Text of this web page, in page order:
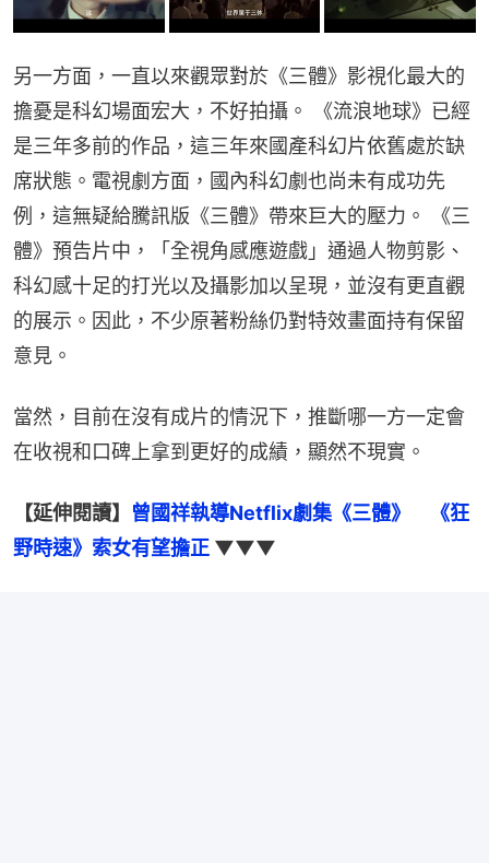
另一方面，一直以來觀眾對於《三體》影視化最大的
擔憂是科幻場面宏大，不好拍攝。 《流浪地球》已經
是三年多前的作品，這三年來國產科幻片依舊處於缺
席狀態。電視劇方面，國內科幻劇也尚未有成功先
例，這無疑給騰訊版《三體》帶來巨大的壓力。 《三
體》預告片中，「全視角感應遊戲」通過人物剪影、
科幻感十足的打光以及攝影加以呈現，並沒有更直觀
的展示。因此，不少原著粉絲仍對特效畫面持有保留
意見。
當然，目前在沒有成片的情況下，推斷哪一方一定會
在收視和口碑上拿到更好的成績，顯然不現實。
【延伸閱讀】 曾國祥執導Netflix劇集《三體》　《狂
野時速》索女有望擔正 ▼▼▼